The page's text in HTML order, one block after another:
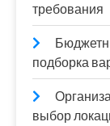
требования
подборка
выбор